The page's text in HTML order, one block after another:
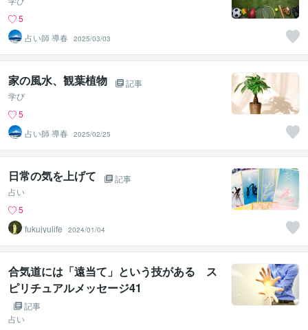
5
占い師 導春
2025/03/03
家の風水、観葉植物
記事
学び
5
占い師 導春
2025/02/25
日常の気を上げて
記事
占い
5
fukujyulife
2024/01/04
合気道には「遠当て」という技がある ス
ピリチュアルメッセージ41
記事
占い